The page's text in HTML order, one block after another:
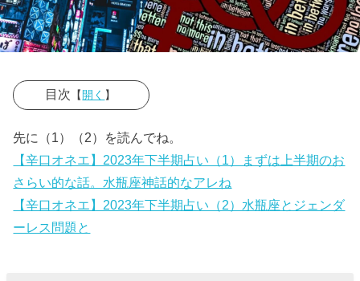
目次 【開く 】
› 歌舞伎町ジェ
ンダーレスト
イレはSDGsの
理念に配慮し
たらしいわよ
先に（1）（2）を読んでね。
【辛口オネエ】2023年下半期占い（1）まずは上半期のお
さらい的な話。水瓶座神話的なアレね
【辛口オネエ】2023年下半期占い（2）水瓶座とジェンダ
ーレス問題と